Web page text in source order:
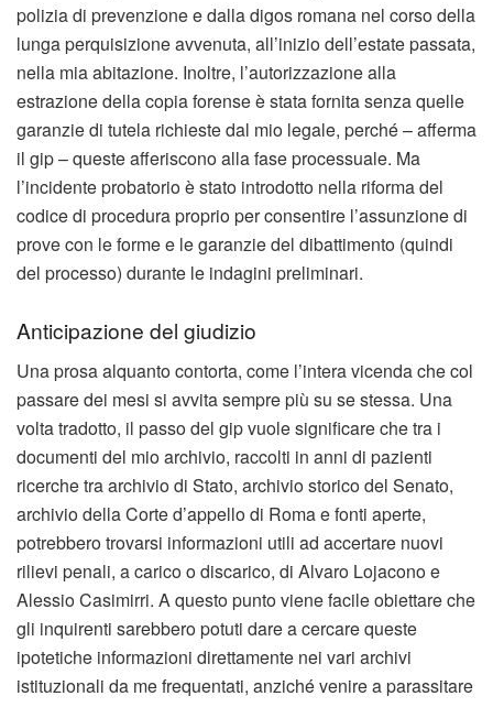
polizia di prevenzione e dalla digos romana nel corso della
lunga perquisizione avvenuta, all’inizio dell’estate passata,
nella mia abitazione. Inoltre, l’autorizzazione alla
estrazione della copia forense è stata fornita senza quelle
garanzie di tutela richieste dal mio legale, perché – afferma
il gip – queste afferiscono alla fase processuale. Ma
l’incidente probatorio è stato introdotto nella riforma del
codice di procedura proprio per consentire l’assunzione di
prove con le forme e le garanzie del dibattimento (quindi
del processo) durante le indagini preliminari.
Anticipazione del giudizio
Una prosa alquanto contorta, come l’intera vicenda che col
passare dei mesi si avvita sempre più su se stessa. Una
volta tradotto, il passo del gip vuole significare che tra i
documenti del mio archivio, raccolti in anni di pazienti
ricerche tra archivio di Stato, archivio storico del Senato,
archivio della Corte d’appello di Roma e fonti aperte,
potrebbero trovarsi informazioni utili ad accertare nuovi
rilievi penali, a carico o discarico, di Alvaro Lojacono e
Alessio Casimirri. A questo punto viene facile obiettare che
gli inquirenti sarebbero potuti dare a cercare queste
ipotetiche informazioni direttamente nei vari archivi
istituzionali da me frequentati, anziché venire a parassitare